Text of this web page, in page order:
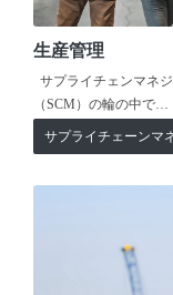
生産管理
サプライチェンマネ
（SCM）の輪の中で…